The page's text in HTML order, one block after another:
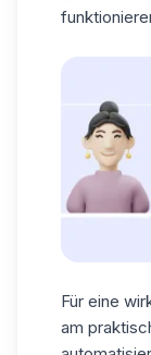
Für eine
am